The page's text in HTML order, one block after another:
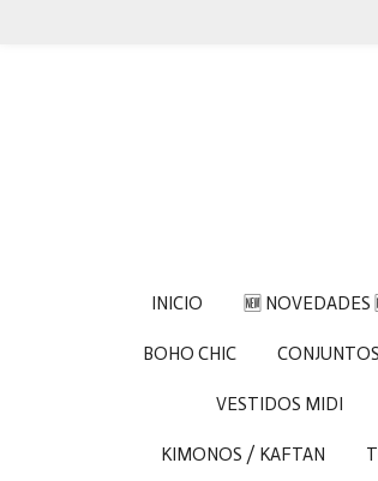
INICIO 🆕 NOVEDADES
BOHO CHIC CONJUNTOS
VESTIDOS MIDI
KIMONOS / KAFTAN